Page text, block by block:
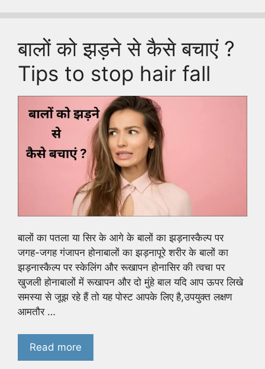
बालों को झड़ने से कैसे बचाएं ?
Tips to stop hair fall
बालों का पतला या सिर के आगे के बालों का झड़नास्‍कैल्‍प पर
जगह-जगह गंजापन होनाबालों का झड़नापूरे शरीर के बालों का
झड़नास्‍कैल्‍प पर स्‍केलिंग और रूखापन होनासिर की त्‍वचा पर
खुजली होनाबालों में रूखापन और दो मुंहे बाल यदि आप ऊपर लिखे
समस्या से जूझ रहे हैं तो यह पोस्ट आपके लिए है,उपयुक्त लक्षण
आमतौर …
Read more